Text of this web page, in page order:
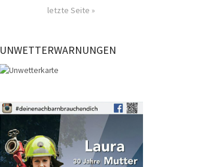
letzte Seite »
UNWETTERWARNUNGEN